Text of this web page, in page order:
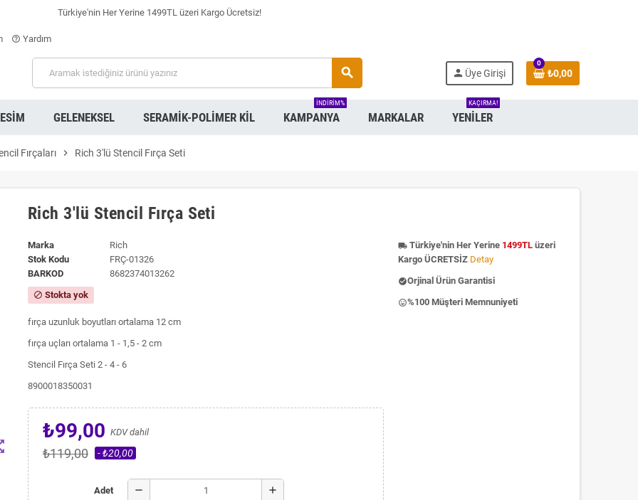
Türkiye'nin Her Yerine 1499TL üzeri Kargo Ücretsiz!
help_outline Yardım
search person Üye Girişi
0
₺0,00
GELENEKSEL SERAMIK-POLIMER KIL KAMPANYA
INDIRIM%
MARKALAR YENILER
KAÇIRMA!
Fırçaları chevron_right Rich 3'lü Stencil Fırça Seti
Rich 3'lü Stencil Fırça Seti
Marka
Rich
Stok Kodu
FRÇ-01326
BARKOD
8682374013262
block Stokta yok
fırça uzunluk boyutları ortalama 12 cm
fırça uçları ortalama 1 - 1,5 - 2 cm
Stencil Fırça Seti 2 - 4 - 6
8900018350031
₺99,00 KDV dahil
₺119,00 - ₺20,00
Adet remove add
local_shipping Türkiye'nin Her Yerine 1499TLüzeri
Kargo ÜCRETSİZ Detay
check_circleOrjinal Ürün Garantisi
insert_emoticon%100 Müşteri Memnuniyeti